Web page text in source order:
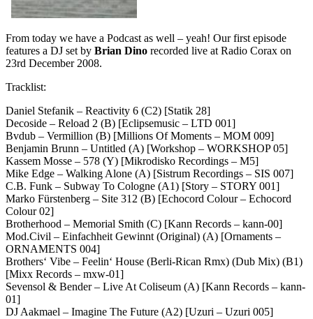
From today we have a Podcast as well – yeah! Our first episode
features a DJ set by Brian Dino recorded live at Radio Corax on
23rd December 2008.
Tracklist:
Daniel Stefanik – Reactivity 6 (C2) [Statik 28]
Decoside – Reload 2 (B) [Eclipsemusic – LTD 001]
Bvdub – Vermillion (B) [Millions Of Moments – MOM 009]
Benjamin Brunn – Untitled (A) [Workshop – WORKSHOP 05]
Kassem Mosse – 578 (Y) [Mikrodisko Recordings – M5]
Mike Edge – Walking Alone (A) [Sistrum Recordings – SIS 007]
C.B. Funk – Subway To Cologne (A1) [Story – STORY 001]
Marko Fürstenberg – Site 312 (B) [Echocord Colour – Echocord
Colour 02]
Brotherhood – Memorial Smith (C) [Kann Records – kann-00]
Mod.Civil – Einfachheit Gewinnt (Original) (A) [Ornaments –
ORNAMENTS 004]
Brothers‘ Vibe – Feelin‘ House (Berli-Rican Rmx) (Dub Mix) (B1)
[Mixx Records – mxw-01]
Sevensol & Bender – Live At Coliseum (A) [Kann Records – kann-
01]
DJ Aakmael – Imagine The Future (A2) [Uzuri – Uzuri 005]